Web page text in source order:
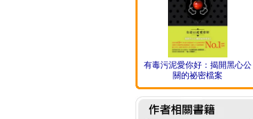
有毒污泥愛你好：揭開黑心公
關的祕密檔案